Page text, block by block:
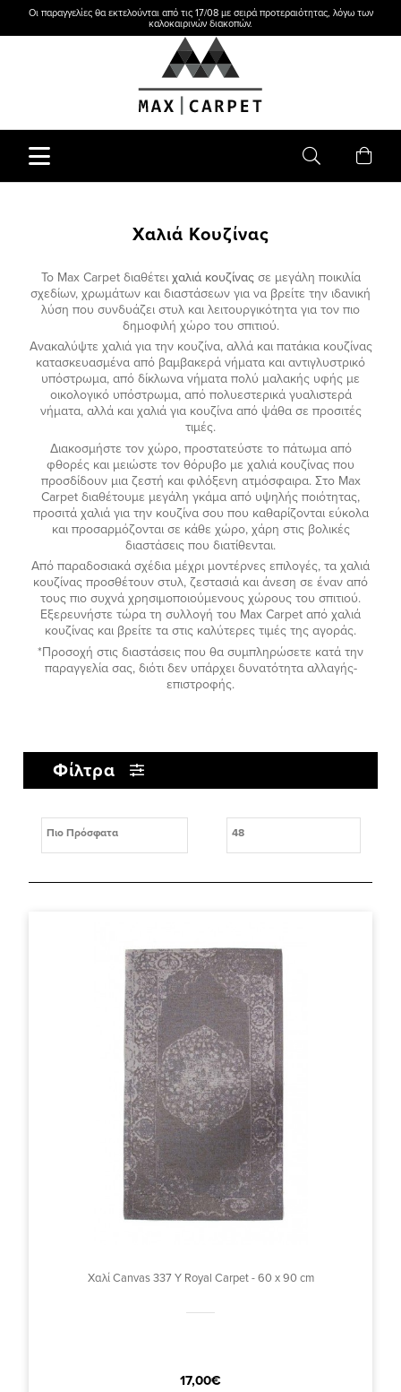
Οι παραγγελίες θα εκτελούνται από τις 17/08 με σειρά προτεραιότητας, λόγω των
καλοκαιρινών διακοπών.
Χαλιά Κουζίνας
Το Max Carpet διαθέτει χαλιά κουζίναςσε μεγάλη ποικιλία
σχεδίων, χρωμάτων και διαστάσεων για να βρείτε την ιδανική
λύση που συνδυάζει στυλ και λειτουργικότητα για τον πιο
δημοφιλή χώρο του σπιτιού.
Ανακαλύψτε χαλιά για την κουζίνα, αλλά και πατάκια κουζίνας
κατασκευασμένα από βαμβακερά νήματα και αντιγλυστρικό
υπόστρωμα, από δίκλωνα νήματα πολύ μαλακής υφής με
οικολογικό υπόστρωμα, από πολυεστερικά γυαλιστερά
νήματα, αλλά και χαλιά για κουζίνα από ψάθα σε προσιτές
τιμές.
Διακοσμήστε τον χώρο, προστατεύστε το πάτωμα από
φθορές και μειώστε τον θόρυβο με χαλιά κουζίνας που
προσδίδουν μια ζεστή και φιλόξενη ατμόσφαιρα. Στο Max
Carpet διαθέτουμε μεγάλη γκάμα από υψηλής ποιότητας,
προσιτά χαλιά για την κουζίνα σου που καθαρίζονται εύκολα
και προσαρμόζονται σε κάθε χώρο, χάρη στις βολικές
διαστάσεις που διατίθενται.
Από παραδοσιακά σχέδια μέχρι μοντέρνες επιλογές, τα χαλιά
κουζίνας προσθέτουν στυλ, ζεστασιά και άνεση σε έναν από
τους πιο συχνά χρησιμοποιούμενους χώρους του σπιτιού.
Εξερευνήστε τώρα τη συλλογή του Max Carpet από χαλιά
κουζίνας και βρείτε τα στις καλύτερες τιμές της αγοράς.
*Προσοχή στις διαστάσεις που θα συμπληρώσετε κατά την
παραγγελία σας, διότι δεν υπάρχει δυνατότητα αλλαγής-
επιστροφής.
Φίλτρα
Χαλί Canvas 337 Y Royal Carpet - 60 x 90 cm
17,00€